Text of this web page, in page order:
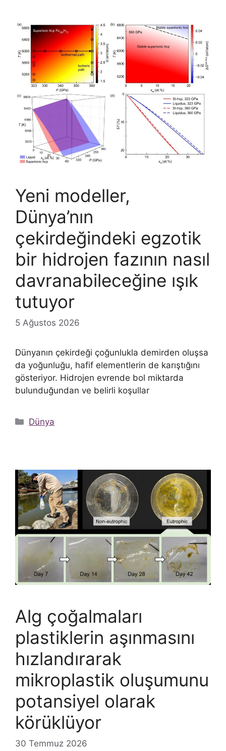
Yeni modeller,
Dünya’nın
çekirdeğindeki egzotik
bir hidrojen fazının nasıl
davranabileceğine ışık
tutuyor
5 Ağustos 2026
Dünyanın çekirdeği çoğunlukla demirden oluşsa
da yoğunluğu, hafif elementlerin de karıştığını
gösteriyor. Hidrojen evrende bol miktarda
bulunduğundan ve belirli koşullar
Kategoriler
Dünya
Alg çoğalmaları
plastiklerin aşınmasını
hızlandırarak
mikroplastik oluşumunu
potansiyel olarak
körüklüyor
30 Temmuz 2026